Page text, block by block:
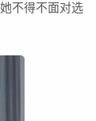
不得不面对选